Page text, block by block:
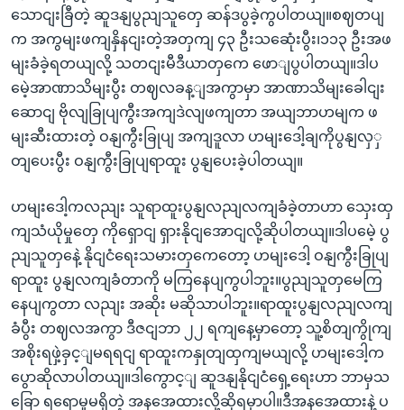
သောငျးခြီတဲ့ ဆူဒနျပွညျသူတှေ ဆန်ဒပွခဲ့ကွပါတယျ။စဈတပျ
က အကွမျးဖကျနှိနငျးတဲ့အတှကျ ၄၃ ဦးသဆေုံးပွီး၊၁၁၃ ဦးအဖ
မျးခံခဲ့ရတယျလို့ သတငျးမီဒီယာတှကေ ဖောျပွပါတယျ။ဒါပ
မေဲ့အာဏာသိမျးပွီး တဈလခန့ျအကွာမှာ အာဏာသိမျးခေါငျး
ဆောငျ ဗိုလျခြုပျကွီးအကျဒဲလျဖကျတာ အယျဘာဟမျက ဖ
မျးဆီးထားတဲ့ ဝနျကွီးခြုပျ အကျဒူလာ ဟမျးဒေါ့ချကိုပွနျလှှ
တျပေးပွီး ဝနျကွီးခြုပျရာထူး ပွနျပေးခဲ့ပါတယျ။
ဟမျးဒေါ့ကလညျး သူရာထူးပွနျလညျလကျခံခဲ့တာဟာ သှေးထှ
ကျသံယိုမှုတှေ ကိုရှောငျ ရှားနိုငျအောငျလို့ဆိုပါတယျ။ဒါပမေဲ့ ပွ
ညျသူတှနေဲ့ နိုငျငံရေးသမားတှကေတော့ ဟမျးဒေါ့ ဝနျကွီးခြုပျ
ရာထူး ပွနျလကျခံတာကို မကြနေပျကွပါဘူး။ပွညျသူတှမေကြ
နေပျကွတာ လညျး အဆိုး မဆိုသာပါဘူး။ရာထူးပွနျလညျလကျ
ခံပွီး တဈလအကွာ ဒီဇငျဘာ ၂၂ ရကျနေ့မှာတော့ သူ့စိတျကွိုကျ
အစိုးရဖှဲ့ခှင့ျမရရငျ ရာထူးကနှုတျထှကျမယျလို့ ဟမျးဒေါ့က
ပွောဆိုလာပါတယျ။ဒါကွောင့ျ ဆူဒနျနိုငျငံရှေ့ရေးဟာ ဘာမှသ
ခြော ရရောမှုမရှိတဲ့ အနအေထားလို့ဆိုရမှာပါ။ဒီအနအေထားနဲ့ ပ